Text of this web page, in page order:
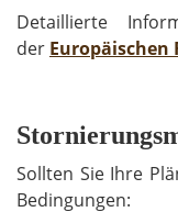
Detaillierte
der Europäischen
Sollten Sie Ihre
Bedingungen: